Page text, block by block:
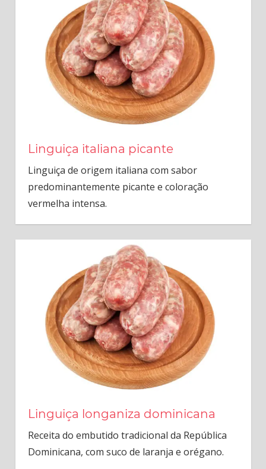
Linguiça italiana picante
Linguiça de origem italiana com sabor
predominantemente picante e coloração
vermelha intensa.
Linguiça longaniza dominicana
Receita do embutido tradicional da República
Dominicana, com suco de laranja e orégano.